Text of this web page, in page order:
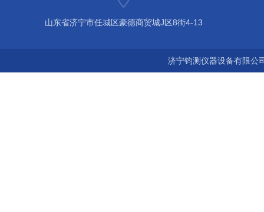
山东省济宁市任城区豪德商贸城J区8街4-13
济宁钧测仪器设备有限